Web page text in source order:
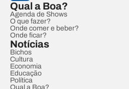
Qual a Boa?
Agenda de Shows
O que fazer?
Onde comer e beber?
Onde ficar?
Notícias
Bichos
Cultura
Economia
Educação
Política
Qual a Boa?